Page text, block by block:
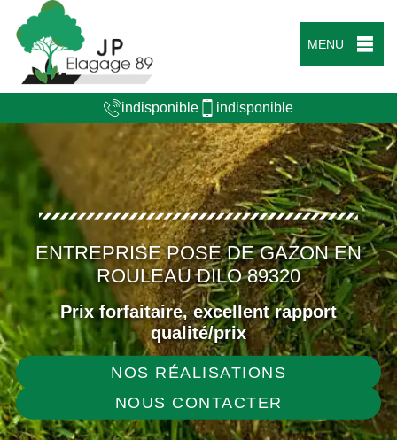
MENU
indisponible indisponible
ENTREPRISE POSE DE GAZON EN
ROULEAU DILO 89320
Prix forfaitaire, excellent rapport
qualité/prix
NOS RÉALISATIONS
NOUS CONTACTER